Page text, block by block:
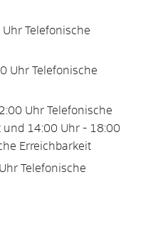
Uhr Telefonische
Uhr Telefonische
Uhr Telefonische
und 14:00 Uhr - 18:00
Erreichbarkeit
Telefonische